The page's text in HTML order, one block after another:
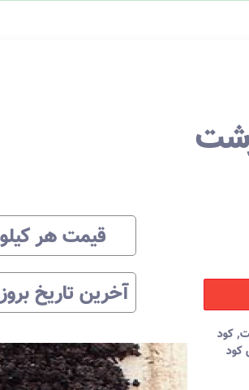
قیمت هر
آخرین تاریخ
,کود
کود